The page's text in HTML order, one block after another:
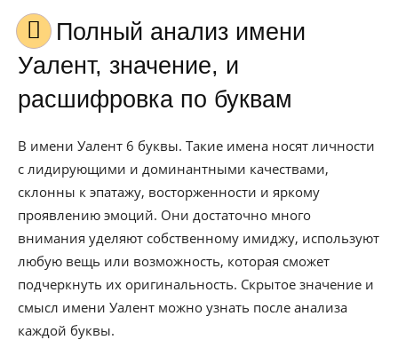
Полный анализ имени
Уалент, значение, и
расшифровка по буквам
В имени Уалент 6 буквы. Такие имена носят личности
с лидирующими и доминантными качествами,
склонны к эпатажу, восторженности и яркому
проявлению эмоций. Они достаточно много
внимания уделяют собственному имиджу, используют
любую вещь или возможность, которая сможет
подчеркнуть их оригинальность. Скрытое значение и
смысл имени Уалент можно узнать после анализа
каждой буквы.